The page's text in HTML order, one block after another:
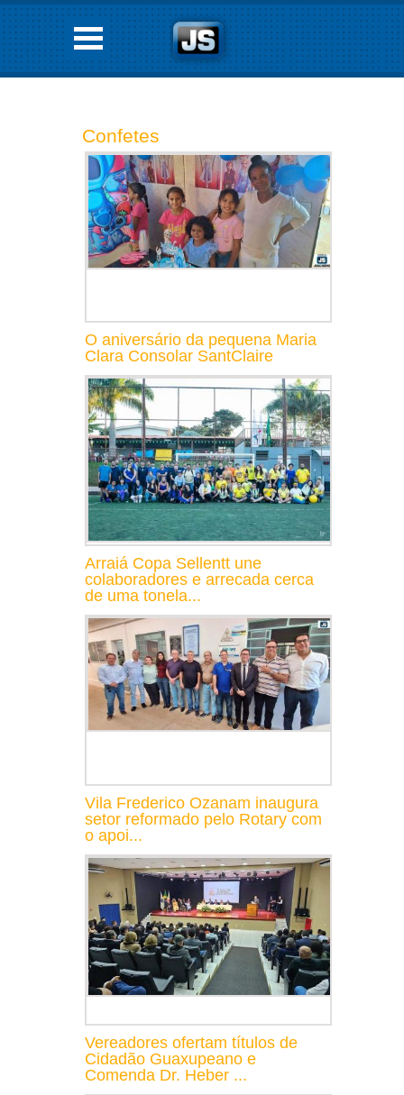
Confetes
O aniversário da pequena Maria
Clara Consolar SantClaire
Arraiá Copa Sellentt une
colaboradores e arrecada cerca
de uma tonela...
Vila Frederico Ozanam inaugura
setor reformado pelo Rotary com
o apoi...
Vereadores ofertam títulos de
Cidadão Guaxupeano e
Comenda Dr. Heber ...